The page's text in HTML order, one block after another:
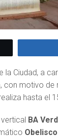
la Ciudad, a
, con motivo de
hasta el
BA
Obelisco